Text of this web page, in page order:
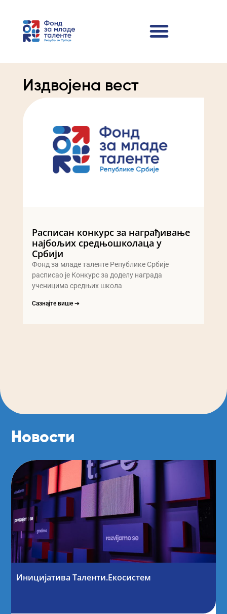
Издвојена вест
Расписан конкурс за награђивање
најбољих средњошколаца у
Србији
Фонд за младе таленте Републике Србије
расписао је Конкурс за доделу награда
ученицима средњих школа
Сазнајте више ➔
Новости
Иницијатива Таленти.Екосистем